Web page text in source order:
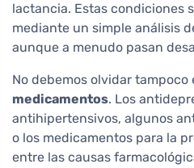
lactancia. Estas condiciones
mediante un simple análisis
aunque a menudo pasan
No debemos olvidar tampoco
medicamentos. Los
antihipertensivos, algunos
o los medicamentos para la
entre las causas